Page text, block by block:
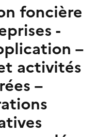
foncière
-
–
activités
–